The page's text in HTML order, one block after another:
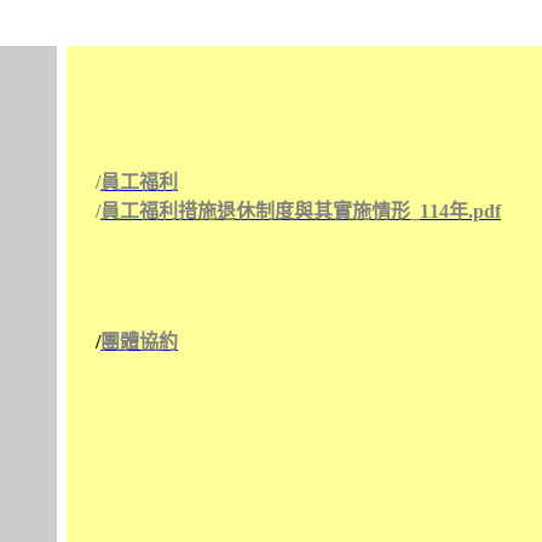
/員工福利
/員工福利措施退休制度與其實施情形_114年.pdf
/團體協約